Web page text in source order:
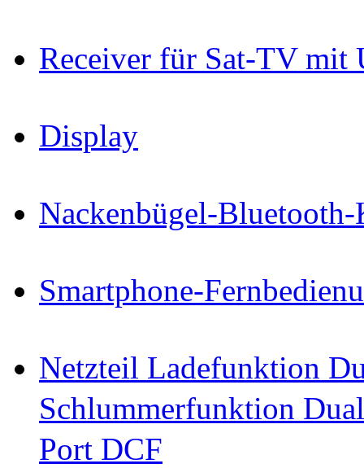
Receiver für Sat-TV mit
Display
Nackenbügel-
Smartphone-
Netzteil Ladefunktion
Schlummerfunktion
Port DCF